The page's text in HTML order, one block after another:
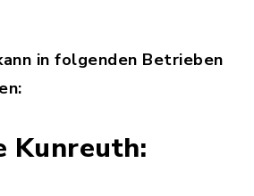
in folgenden Betrieben
Kunreuth: